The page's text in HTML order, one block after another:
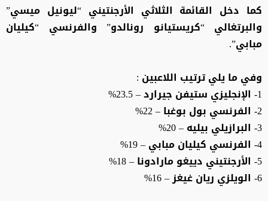
كما دخل القائمة الثلاثي الأرجنتيني “ليونيل ميسي”
والبرتغالي “كريستيانو رونالدو” والفرنسي “كيليان
مبابي”.
وفي ما يلي ترتيب اللاعبين :
1- الإنجليزي ستيفن جيرارد – 23.5%
2- الفرنسي بول بوغبا – 22%
3- البرازيلي بيليه – 20%
4- الفرنسي كيليان مبابي – 19%
5- الأرجنتيني دييغو مارادونا – 18%
6- الويلزي ريان غيغز – 16%